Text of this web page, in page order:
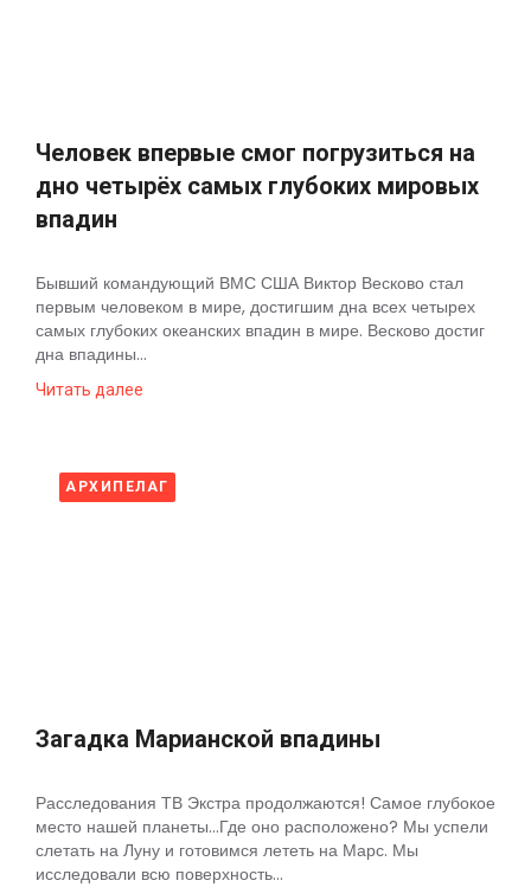
Человек впервые смог погрузиться на
дно четырёх самых глубоких мировых
впадин
Бывший командующий ВМС США Виктор Весково стал
первым человеком в мире, достигшим дна всех четырех
самых глубоких океанских впадин в мире. Весково достиг
дна впадины...
Читать далее
АРХИПЕЛАГ
Загадка Марианской впадины
Расследования ТВ Экстра продолжаются! Самое глубокое
место нашей планеты...Где оно расположено? Мы успели
слетать на Луну и готовимся лететь на Марс. Мы
исследовали всю поверхность...